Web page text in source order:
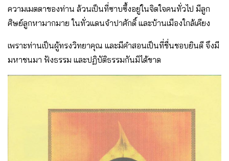
ความเมตตาของท่าน ล้วนเป็นที่ซาบซึ้งอยู่ในจิตใจคนทั่วไป มีลูก
ศิษย์ลูกหามากมาย ในทั่วแดนจําปาศักดิ์ และบ้านเมืองใกล้เคียง
เพราะท่านเป็นผู้ทรงวิทยาคุณ และมีคําสอนเป็นที่ชื่นชอบยินดี จึงมี
มหาชนมา ฟังธรรม และปฏิบัติธรรมกันมิได้ขาด